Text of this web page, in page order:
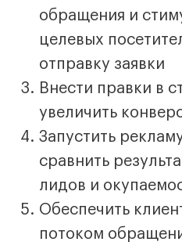
обращения и
целевых
отправку заявки
Внести правки в
увеличить
Запустить
сравнить
лидов и
Обеспечить
потоком